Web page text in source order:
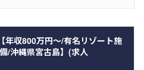
年収800万円～/有名リゾート施
/沖縄県宮古島】(求人